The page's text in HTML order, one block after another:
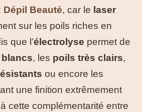
Dépil Beauté, car le laser
sur les poils riches en
que l’électrolyse permet de
, les poils très clairs,
ou encore les
une finition extrêmement
cette complémentarité entre